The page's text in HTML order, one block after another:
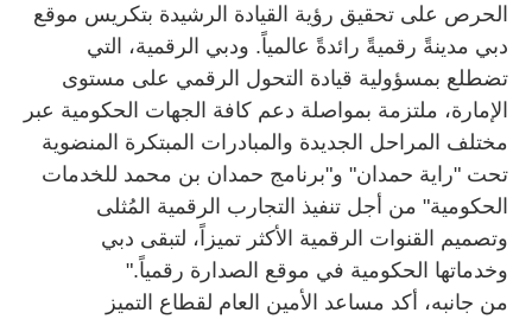
الحرص على تحقيق رؤية القيادة الرشيدة بتكريس موقع
دبي مدينةً رقميةً رائدةً عالمياً. ودبي الرقمية، التي
تضطلع بمسؤولية قيادة التحول الرقمي على مستوى
الإمارة، ملتزمة بمواصلة دعم كافة الجهات الحكومية عبر
مختلف المراحل الجديدة والمبادرات المبتكرة المنضوية
تحت "راية حمدان" و"برنامج حمدان بن محمد للخدمات
الحكومية" من أجل تنفيذ التجارب الرقمية المُثلى
وتصميم القنوات الرقمية الأكثر تميزاً، لتبقى دبي
وخدماتها الحكومية في موقع الصدارة رقمياً."
من جانبه، أكد مساعد الأمين العام لقطاع التميز